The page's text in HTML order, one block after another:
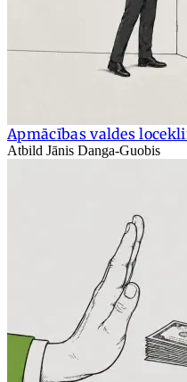
Apmācības valdes
Atbild Jānis Danga-Guobis